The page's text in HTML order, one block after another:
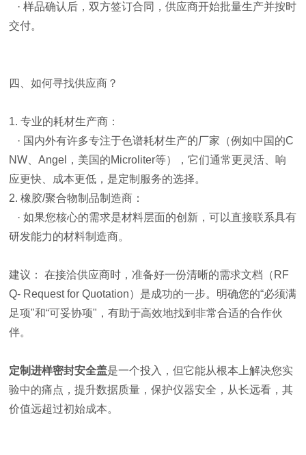
· 样品确认后，双方签订合同，供应商开始批量生产并按时
交付。
四、如何寻找供应商？
1. 专业的耗材生产商：
· 国内外有许多专注于色谱耗材生产的厂家（例如中国的C
NW、Angel，美国的Microliter等），它们通常更灵活、响
应更快、成本更低，是定制服务的选择。
2. 橡胶/聚合物制品制造商：
· 如果您核心的需求是材料层面的创新，可以直接联系具有
研发能力的材料制造商。
建议： 在接洽供应商时，准备好一份清晰的需求文档（RF
Q- Request for Quotation）是成功的一步。明确您的“必须满
足项"和“可妥协项"，有助于高效地找到非常合适的合作伙
伴。
定制进样密封安全盖是一个投入，但它能从根本上解决您实
验中的痛点，提升数据质量，保护仪器安全，从长远看，其
价值远超过初始成本。